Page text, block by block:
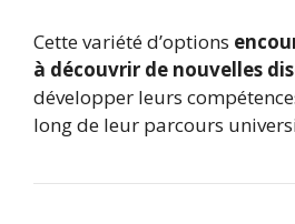
Cette variété d’options
à découvrir de nouvelles
développer leurs
long de leur parcours